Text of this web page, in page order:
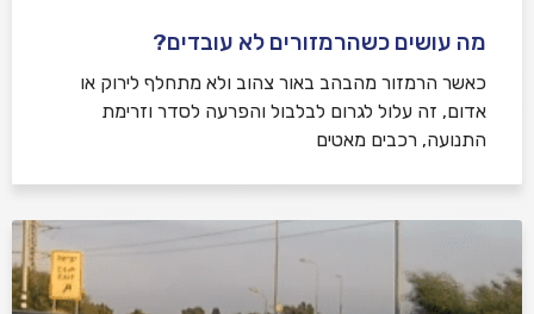
מה עושים כשהרמזורים לא עובדים?
כאשר הרמזור מהבהב באור צהוב ולא מתחלף לירוק או
אדום, זה עלול לגרום לבלבול והפרעה לסדר וזרימת
התנועה, רכבים מאטים